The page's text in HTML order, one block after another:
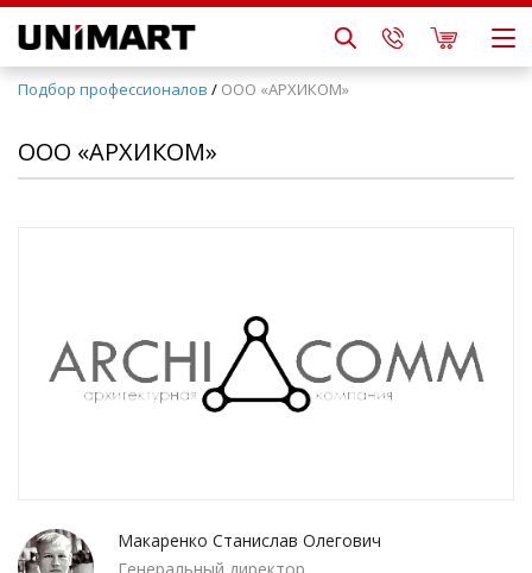
Подбор профессионалов / ООО «АРХИКОМ»
ООО «АРХИКОМ»
Макаренко Станислав Олегович